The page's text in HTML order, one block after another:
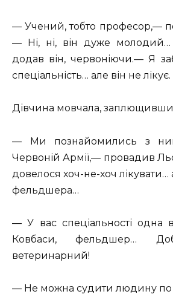
— Учений, тобто професор,—
— Ні, ні, він дуже
додав він, червоніючи.— Я
спеціальність… але він не лікує.
Дівчина мовчала, заплющивши
— Ми познайомились з
Червоній Армії,— провадив
довелося хоч-не-хоч лікувати…
фельдшера…
— У вас спеціальності одна
Ковбаси, фельдшер…
ветеринарний!
— Не можна судити людину по